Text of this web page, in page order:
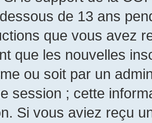
de 13 ans
que vous avez
que les nouvelles
ou soit par un
session ; cette
Si vous aviez reçu